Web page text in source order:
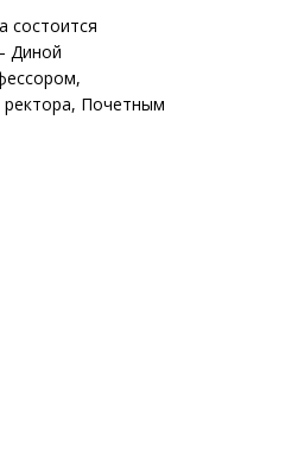
состоится
Диной
ректора, Почетным